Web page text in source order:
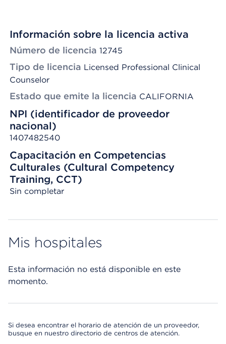
Información sobre la licencia activa
Número de licencia 12745
Tipo de licencia Licensed Professional Clinical
Counselor
Estado que emite la licencia CALIFORNIA
NPI (identificador de proveedor
nacional)
1407482540
Capacitación en Competencias
Culturales (Cultural Competency
Training, CCT)
Sin completar
Mis hospitales
Esta información no está disponible en este
momento.
Si desea encontrar el horario de atención de un proveedor,
busque en nuestro directorio de centros de atención.